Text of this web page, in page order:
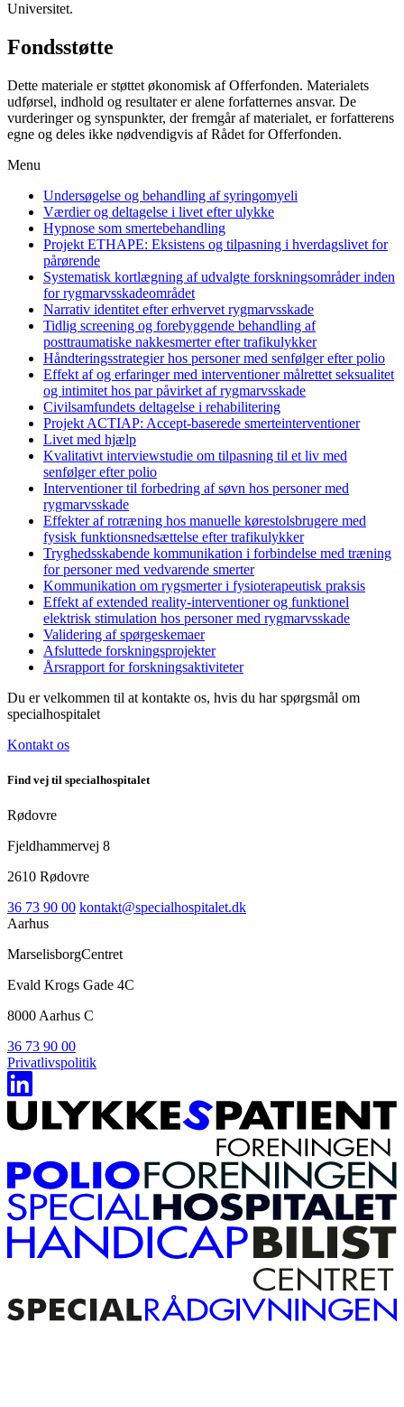
Universitet.
Fondsstøtte
Dette materiale er støttet økonomisk af Offerfonden. Materialets
udførsel, indhold og resultater er alene forfatternes ansvar. De
vurderinger og synspunkter, der fremgår af materialet, er forfatterens
egne og deles ikke nødvendigvis af Rådet for Offerfonden.
Menu
Undersøgelse og behandling af syringomyeli
Værdier og deltagelse i livet efter ulykke
Hypnose som smertebehandling
Projekt ETHAPE: Eksistens og tilpasning i hverdagslivet for
pårørende
Systematisk kortlægning af udvalgte forskningsområder inden
for rygmarvsskadeområdet
Narrativ identitet efter erhvervet rygmarvsskade
Tidlig screening og forebyggende behandling af
posttraumatiske nakkesmerter efter trafikulykker
Håndteringsstrategier hos personer med senfølger efter polio
Effekt af og erfaringer med interventioner målrettet seksualitet
og intimitet hos par påvirket af rygmarvsskade
Civilsamfundets deltagelse i rehabilitering
Projekt ACTIAP: Accept-baserede smerteinterventioner
Livet med hjælp
Kvalitativt interviewstudie om tilpasning til et liv med
senfølger efter polio
Interventioner til forbedring af søvn hos personer med
rygmarvsskade
Effekter af rotræning hos manuelle kørestolsbrugere med
fysisk funktionsnedsættelse efter trafikulykker
Tryghedsskabende kommunikation i forbindelse med træning
for personer med vedvarende smerter
Kommunikation om rygsmerter i fysioterapeutisk praksis
Effekt af extended reality-interventioner og funktionel
elektrisk stimulation hos personer med rygmarvsskade
Validering af spørgeskemaer
Afsluttede forskningsprojekter
Årsrapport for forskningsaktiviteter
Du er velkommen til at kontakte os, hvis du har spørgsmål om
specialhospitalet
Kontakt os
Find vej til specialhospitalet
Rødovre
Fjeldhammervej 8
2610 Rødovre
36 73 90 00 kontakt@specialhospitalet.dk
Aarhus
MarselisborgCentret
Evald Krogs Gade 4C
8000 Aarhus C
36 73 90 00
Privatlivspolitik